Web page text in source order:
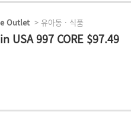
Outlet> 유아동 · 식품
USA 997 CORE $97.49